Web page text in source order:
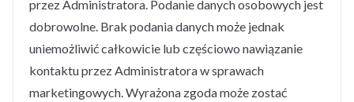
przez Administratora. Podanie danych osobowych jest
dobrowolne. Brak podania danych może jednak
uniemożliwić całkowicie lub częściowo nawiązanie
kontaktu przez Administratora w sprawach
marketingowych. Wyrażona zgoda może zostać